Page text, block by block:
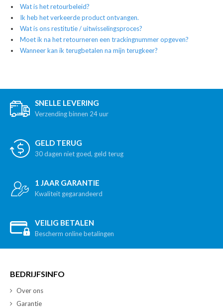
Wat is het retourbeleid?
Ik heb het verkeerde product ontvangen.
Wat is ons restitutie / uitwisselingsproces?
Moet ik na het retourneren een trackingnummer opgeven?
Wanneer kan ik terugbetalen na mijn terugkeer?
SNELLE LEVERING
Verzending binnen 24 uur
GELD TERUG
30 dagen niet goed, geld terug
1 JAAR GARANTIE
Kwaliteit gegarandeerd
VEILIG BETALEN
Bescherm online betalingen
BEDRIJFSINFO
Over ons
Garantie